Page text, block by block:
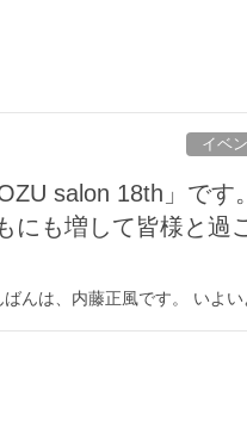
イベ
salon 18th」です
にも増して皆様と過
んは、内藤正風です。 いよ